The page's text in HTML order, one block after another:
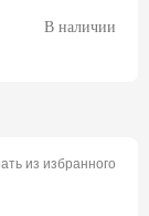
В наличии
из избранного